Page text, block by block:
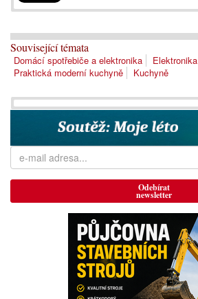
Související témata
Domácí spotřebiče a elektronika
Elektronika
Praktická moderní kuchyně
Kuchyně
Odebírat
newsletter